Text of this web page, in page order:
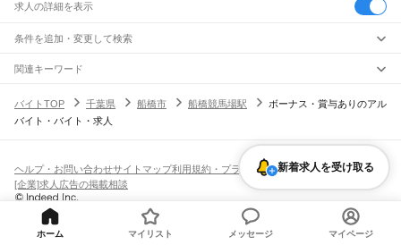
求人の詳細を表示
条件を追加・変更して検索
市区町村を追加・変更
千葉県すべて
千葉市 すべて
野田市 茂原市 成田市 佐倉市
旭市習志野市柏市勝浦市市原市流山市八千代市 我孫子市 鴨川市鎌ケ谷市
君津市富津市浦安市 印西市白井市富里市南房総市
安房郡
駅を追加・変更
船橋法典駅西船橋駅
JR中央・総武線
市川駅本八幡駅下総中山駅 東船橋駅津田沼駅
幕張駅
新検見川駅
JR総武本線
市川駅船橋駅 稲毛駅千葉駅 都賀駅 四街道駅 佐倉駅
職種を追加・変更
飲食・フードサービスすべて
ホールスタッフキッチンスタッフ 皿洗い・洗い場精肉・鮮魚加工
パン屋（ベーカリー）
飲食店補助（開店・閉店準備）
飲食店（店長・マネージャー）
営業・販売
営業・販売
人気
日払いOK高校生歓迎
ピアスOK
オープニングスタッフ
留学生・外国人活躍中
勤務期間
雇用形態を追加・変更
アルバイト・パート
正社員
都道府県を変更
関連キーワード
バイトTOP
千葉県 船橋市 船橋競馬場駅
ボーナス・賞与ありのアル
バイト・バイト・求人
新着求人を受け取る
ヘルプ・お問い合わせサイトマップ利用規約・プライバシーポリシー
[企業]求人広告の掲載相談
ホーム マイリスト メッセージ マイページ